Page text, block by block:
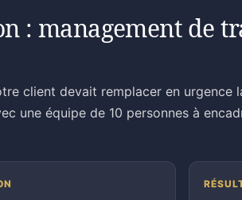
: management de
client devait remplacer en urgence
une équipe de 10 personnes à